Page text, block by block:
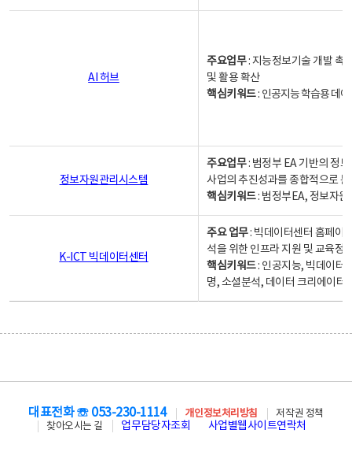
AI 허브
주요업무: 지능정보기술 개발 촉
및 활용 확산
핵심키워드: 인공지능 학습용 데
정보자원관리시스템
주요업무: 범정부 EA 기반의 정
사업의 추진성과를 종합적으로
핵심키워드: 범정부EA, 정보자
K-ICT 빅데이터센터
주요 업무: 빅데이터센터 홈페이
석을 위한 인프라 지원 및 교육정
핵심키워드: 인공지능, 빅데이터,
명, 소셜분석, 데이터 크리에이터
대표전화 ☏ 053-230-1114 개인정보처리방침
저작권 정책
찾아오시는 길
업무담당자조회 사업별웹사이트연락처